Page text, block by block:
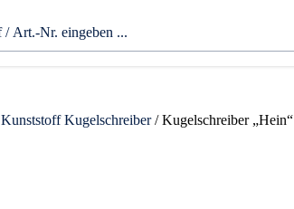
Kunststoff Kugelschreiber/ Kugelschreiber „Hein“